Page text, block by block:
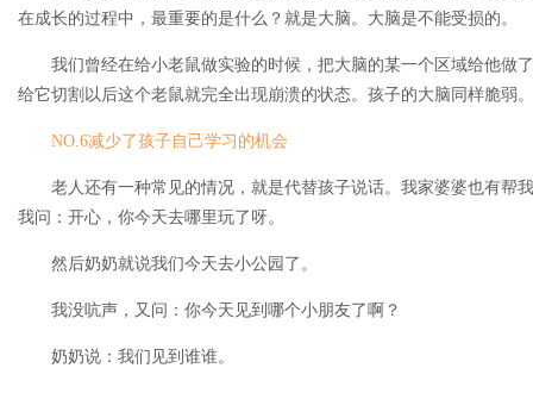
在成长的过程中，最重要的是什么？就是大脑。大脑是不能受损的。
我们曾经在给小老鼠做实验的时候，把大脑的某一个区域给他做
给它切割以后这个老鼠就完全出现崩溃的状态。孩子的大脑同样脆弱。
NO.6减少了孩子自己学习的机会
老人还有一种常见的情况，就是代替孩子说话。我家婆婆也有帮
我问：开心，你今天去哪里玩了呀。
然后奶奶就说我们今天去小公园了。
我没吭声，又问：你今天见到哪个小朋友了啊？
奶奶说：我们见到谁谁。